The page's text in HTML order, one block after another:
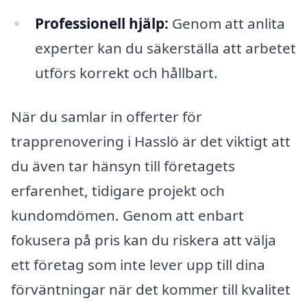
Professionell hjälp: Genom att anlita
experter kan du säkerställa att arbetet
utförs korrekt och hållbart.
När du samlar in offerter för
trapprenovering i Hasslö är det viktigt att
du även tar hänsyn till företagets
erfarenhet, tidigare projekt och
kundomdömen. Genom att enbart
fokusera på pris kan du riskera att välja
ett företag som inte lever upp till dina
förväntningar när det kommer till kvalitet